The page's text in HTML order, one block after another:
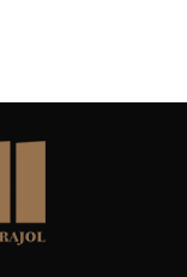
أفضل تدريج